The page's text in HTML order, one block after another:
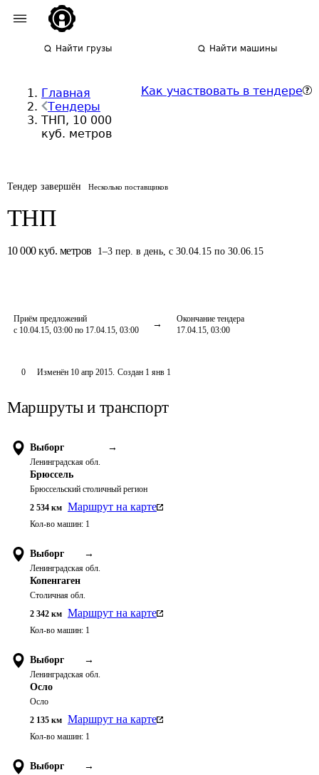
Найти грузы Найти машины
Главная
Тендеры
ТНП, 10 000
куб. метров
Как участвовать в тендере
Тендер завершён Несколько поставщиков
ТНП
10 000 куб. метров 1–3 пер. в день, с 30.04.15 по 30.06.15
Приём предложений
с 10.04.15, 03:00 по 17.04.15, 03:00
Окончание тендера
17.04.15, 03:00
0 Изменён 10 апр 2015. Создан 1 янв 1
Маршруты и транспорт
Выборг →
Ленинградская обл.
Брюссель
Брюссельский столичный регион
2 534 км Маршрут на карте
Кол-во машин: 1
Выборг →
Ленинградская обл.
Копенгаген
Столичная обл.
2 342 км Маршрут на карте
Кол-во машин: 1
Выборг →
Ленинградская обл.
Осло
Осло
2 135 км Маршрут на карте
Кол-во машин: 1
Выборг →